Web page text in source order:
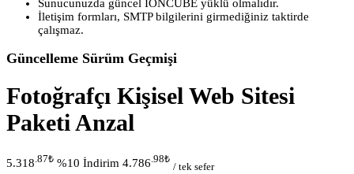
Sunucunuzda güncel IONCUBE yüklü olmalıdır.
İletişim formları, SMTP bilgilerini girmediğiniz taktirde
çalışmaz.
Güncelleme Sürüm Geçmişi
Fotoğrafçı Kişisel Web Sitesi
Paketi Anzal
5.318.87₺ %10 İndirim 4.786.98₺
/ tek sefer